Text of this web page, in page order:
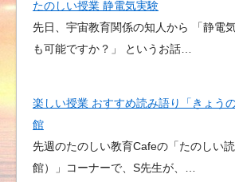
たのしい授業 静電気実験
先日、宇宙教育関係の知人から 「静電
も可能ですか？」 というお話…
楽しい授業 おすすめ読み語り「きょう
館
先週のたのしい教育Cafeの「たのしい
館）」コーナーで、S先生が、…